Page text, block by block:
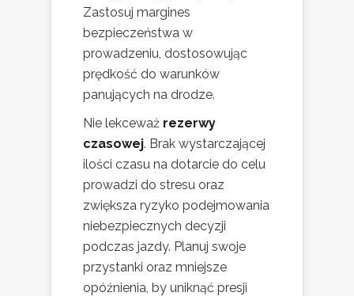
Zastosuj margines
bezpieczeństwa w
prowadzeniu, dostosowując
prędkość do warunków
panujących na drodze.
Nie lekceważ rezerwy
czasowej. Brak wystarczającej
ilości czasu na dotarcie do celu
prowadzi do stresu oraz
zwiększa ryzyko podejmowania
niebezpiecznych decyzji
podczas jazdy. Planuj swoje
przystanki oraz mniejsze
opóźnienia, by uniknąć presji